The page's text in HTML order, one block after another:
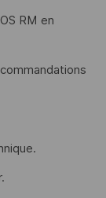
RM en